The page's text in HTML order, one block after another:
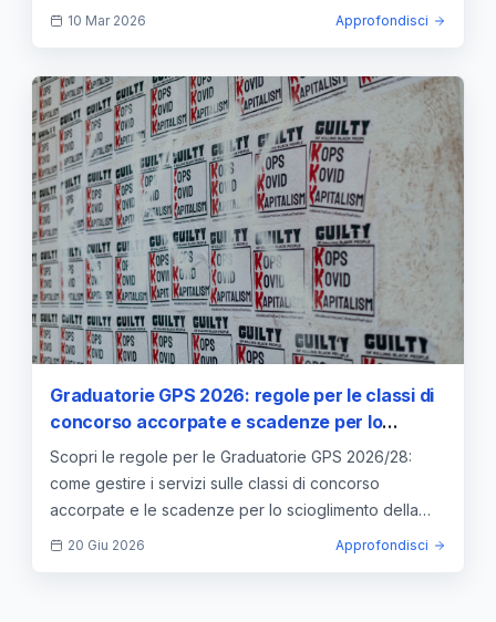
giugno 2026.
10 Mar 2026 Approfondisci
Graduatorie GPS 2026: regole per le classi di
concorso accorpate e scadenze per lo
scioglimento della riserva
Scopri le regole per le Graduatorie GPS 2026/28:
come gestire i servizi sulle classi di concorso
accorpate e le scadenze per lo scioglimento della
riserva.
20 Giu 2026 Approfondisci